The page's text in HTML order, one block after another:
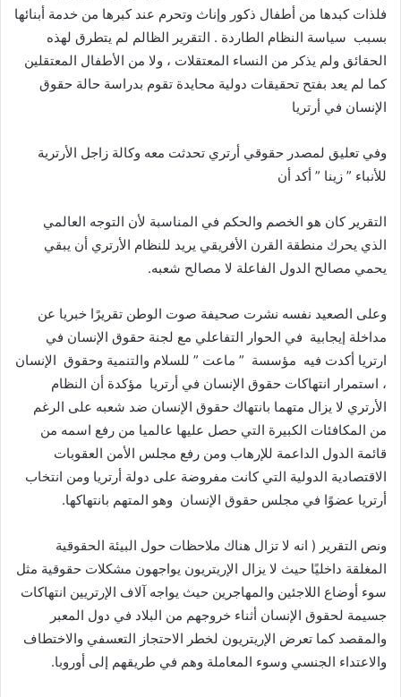
فلذات كبدها من أطفال ذكور وإناث وتحرم عند كبرها من خدمة أبنائها
بسبب سياسة النظام الطاردة . التقرير الظالم لم يتطرق لهذه
الحقائق ولم يذكر من النساء المعتقلات ، ولا من الأطفال المعتقلين
كما لم يعد بفتح تحقيقات دولية محايدة تقوم بدراسة حالة حقوق
الإنسان في أرتريا
وفي تعليق لمصدر حقوقي أرتري تحدثت معه وكالة زاجل الأرترية
للأنباء ” زينا ” أكد أن
التقرير كان هو الخصم والحكم في المناسبة لأن التوجه العالمي
الذي يحرك منطقة القرن الأفريقي يريد للنظام الأرتري أن يبقي
يحمي مصالح الدول الفاعلة لا مصالح شعبه.
وعلى الصعيد نفسه نشرت صحيفة صوت الوطن تقريرًا خبريا عن
مداخلة إيجابية في الحوار التفاعلي مع لجنة حقوق الإنسان في
ارتريا أكدت فيه مؤسسة ” ماعت ” للسلام والتنمية وحقوق الإنسان
، استمرار انتهاكات حقوق الإنسان في أرتريا مؤكدة أن النظام
الأرتري لا يزال متهما بانتهاك حقوق الإنسان ضد شعبه على الرغم
من المكافئات الكبيرة التي حصل عليها عالميا من رفع اسمه من
قائمة الدول الداعمة للإرهاب ومن رفع مجلس الأمن العقوبات
الاقتصادية الدولية التي كانت مفروضة على دولة أرتريا ومن انتخاب
أرتريا عضوًا في مجلس حقوق الإنسان وهو المتهم بانتهاكها.
ونص التقرير ( انه لا تزال هناك ملاحظات حول البيئة الحقوقية
المغلقة داخليًا حيث لا يزال الإريتريون يواجهون مشكلات حقوقية مثل
سوء أوضاع اللاجئين والمهاجرين حيث يواجه آلاف الإرتريين انتهاكات
جسيمة لحقوق الإنسان أثناء خروجهم من البلاد في دول المعبر
والمقصد كما تعرض الإريتريون لخطر الاحتجاز التعسفي والاختطاف
والاعتداء الجنسي وسوء المعاملة وهم في طريقهم إلى أوروبا.